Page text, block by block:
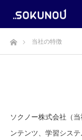
ホーム当社の特徴
ソクノー株式会社（
ンテンツ、学習シス